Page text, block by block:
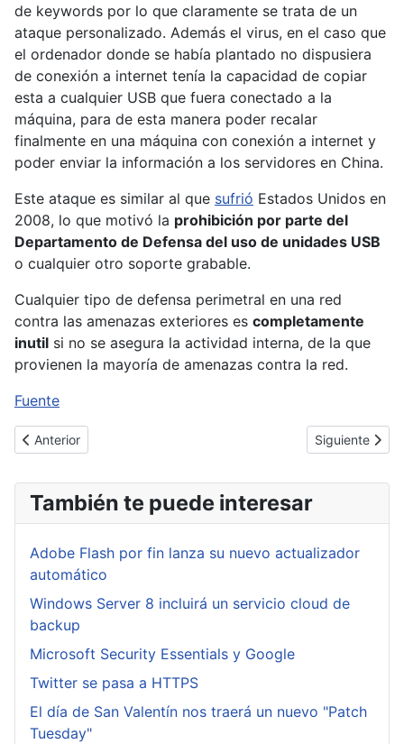
de keywords por lo que claramente se trata de un
ataque personalizado. Además el virus, en el caso que
el ordenador donde se había plantado no dispusiera
de conexión a internet tenía la capacidad de copiar
esta a cualquier USB que fuera conectado a la
máquina, para de esta manera poder recalar
finalmente en una máquina con conexión a internet y
poder enviar la información a los servidores en China.
Este ataque es similar al que sufrió Estados Unidos en
2008, lo que motivó la prohibición por parte del
Departamento de Defensa del uso de unidades USB
o cualquier otro soporte grabable.
Cualquier tipo de defensa perimetral en una red
contra las amenazas exteriores es completamente
inutil si no se asegura la actividad interna, de la que
provienen la mayoría de amenazas contra la red.
Fuente
Artículo anterior: Nueva variante del backdoor MaControl para
Anterior Artículo
Siguiente
También te puede interesar
Adobe Flash por fin lanza su nuevo actualizador
automático
Windows Server 8 incluirá un servicio cloud de
backup
Microsoft Security Essentials y Google
Twitter se pasa a HTTPS
El día de San Valentín nos traerá un nuevo "Patch
Tuesday"